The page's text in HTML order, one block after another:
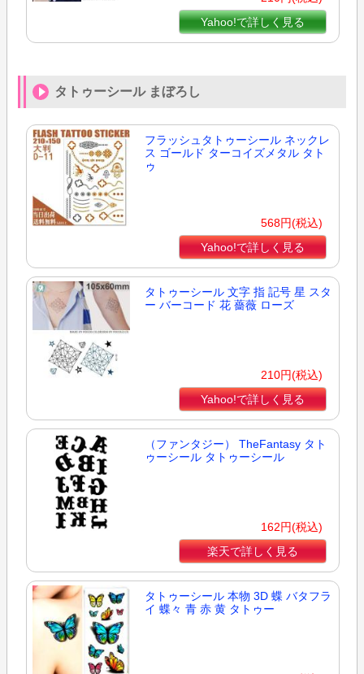
Yahoo!で詳しく見る
タトゥーシール まぼろし
フラッシュタトゥーシール ネックレ
ス ゴールド ターコイズメタル タト
ゥ
568円(税込)
Yahoo!で詳しく見る
タトゥーシール 文字 指 記号 星 スタ
ー バーコード 花 薔薇 ローズ
210円(税込)
Yahoo!で詳しく見る
（ファンタジー） TheFantasy タト
ゥーシール タトゥーシール
162円(税込)
楽天で詳しく見る
タトゥーシール 本物 3D 蝶 バタフラ
イ 蝶々 青 赤 黄 タトゥー